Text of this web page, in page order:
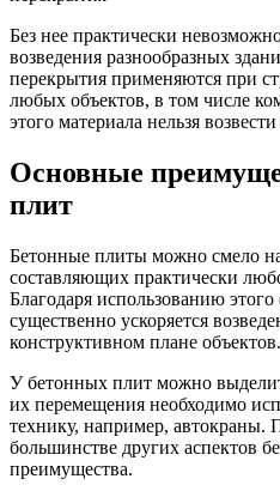
Без нее практически
возведения разнообразных
перекрытия применяются при
любых объектов, в том числе
этого материала нельзя
Основные
плит
Бетонные плиты можно смело
составляющих практически
Благодаря использованию этого
существенно ускоряется
конструктивном плане объектов.
У бетонных плит можно
их перемещения необходимо
технику, например,
большинстве других аспектов
преимущества.